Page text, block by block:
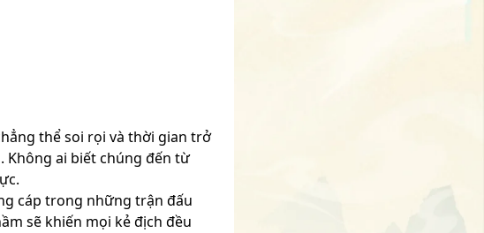
thể soi rọi và thời gian trở
Không ai biết chúng đến từ
cáp trong những trận đấu
sẽ khiến mọi kẻ địch đều